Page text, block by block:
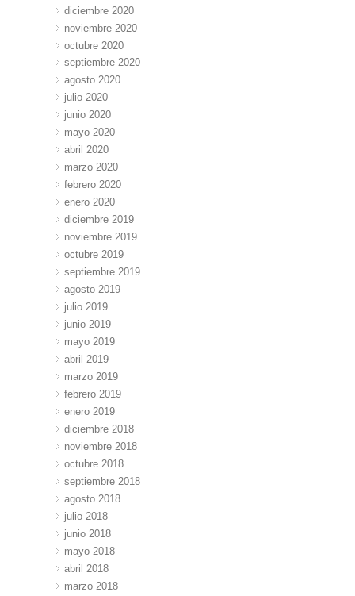
diciembre 2020
noviembre 2020
octubre 2020
septiembre 2020
agosto 2020
julio 2020
junio 2020
mayo 2020
abril 2020
marzo 2020
febrero 2020
enero 2020
diciembre 2019
noviembre 2019
octubre 2019
septiembre 2019
agosto 2019
julio 2019
junio 2019
mayo 2019
abril 2019
marzo 2019
febrero 2019
enero 2019
diciembre 2018
noviembre 2018
octubre 2018
septiembre 2018
agosto 2018
julio 2018
junio 2018
mayo 2018
abril 2018
marzo 2018